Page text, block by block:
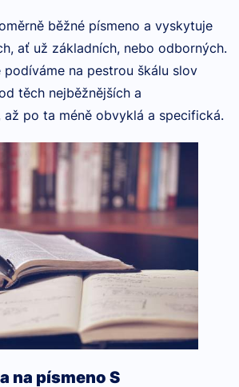
běžné písmeno a vyskytuje
ať už základních, nebo odborných.
na pestrou škálu slov
těch nejběžnějších a
až po ta méně obvyklá a specifická.
na písmeno S